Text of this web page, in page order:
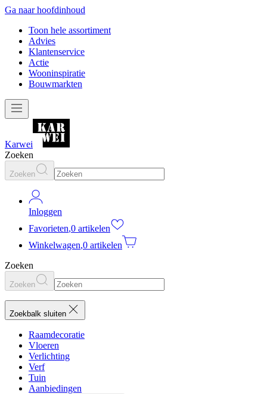
Ga naar hoofdinhoud
Toon hele assortiment
Advies
Klantenservice
Actie
Wooninspiratie
Bouwmarkten
Karwei
Zoeken
Zoeken
Inloggen
Favorieten,0 artikelen
Winkelwagen,0 artikelen
Zoeken
Zoeken
Zoekbalk sluiten
Raamdecoratie
Vloeren
Verlichting
Verf
Tuin
Aanbiedingen